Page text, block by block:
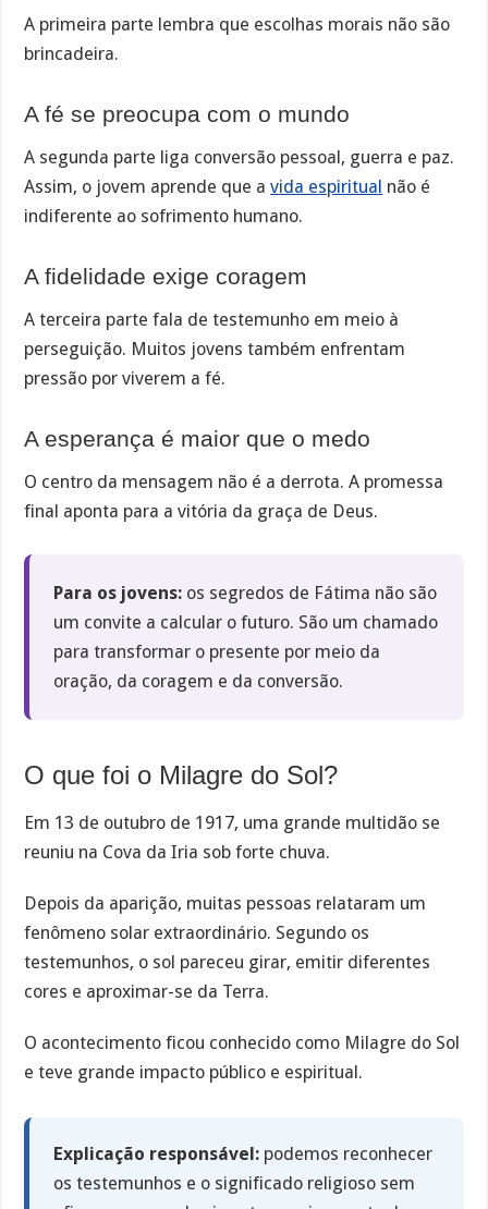
A primeira parte lembra que escolhas morais não são
brincadeira.
A fé se preocupa com o mundo
A segunda parte liga conversão pessoal, guerra e paz.
Assim, o jovem aprende que avida espiritual não é
indiferente ao sofrimento humano.
A fidelidade exige coragem
A terceira parte fala de testemunho em meio à
perseguição. Muitos jovens também enfrentam
pressão por viverem a fé.
A esperança é maior que o medo
O centro da mensagem não é a derrota. A promessa
final aponta para a vitória da graça de Deus.
Para os jovens: os segredos de Fátima não são
um convite a calcular o futuro. São um chamado
para transformar o presente por meio da
oração, da coragem e da conversão.
O que foi o Milagre do Sol?
Em 13 de outubro de 1917, uma grande multidão se
reuniu na Cova da Iria sob forte chuva.
Depois da aparição, muitas pessoas relataram um
fenômeno solar extraordinário. Segundo os
testemunhos, o sol pareceu girar, emitir diferentes
cores e aproximar-se da Terra.
O acontecimento ficou conhecido como Milagre do Sol
e teve grande impacto público e espiritual.
Explicação responsável: podemos reconhecer
os testemunhos e o significado religioso sem